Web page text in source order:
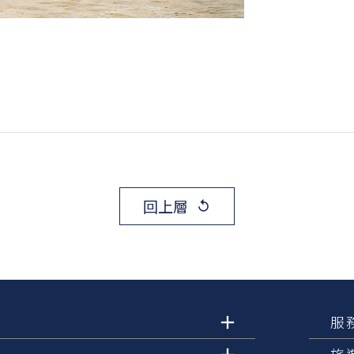
回上層 replay
服